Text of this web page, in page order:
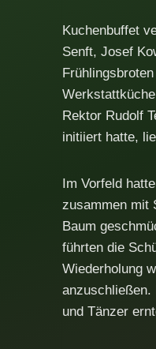
Kuchenbuffet
Senft, Josef
Rektor Rudolf
initiiert hatte,
Im Vorfeld
zusammen mit
Baum
führten die
Wiederholung
anzuschließen.
und Tänzer